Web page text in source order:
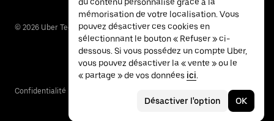
© 2026 Uber Technologies Inc.
Confidentialité
mémorisation de votre localisation. Vous
pouvez désactiver ces cookies en
sélectionnant le bouton « Refuser » ci-
dessous. Si vous possédez un compte Uber,
vous pouvez désactiver la « vente » ou le
« partage » de vos données ici.
Désactiver l'option OK